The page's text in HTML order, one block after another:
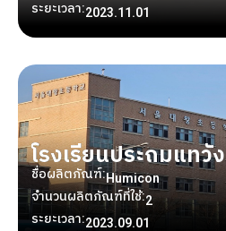
ระยะเวลา:2023.11.01
โรงเรียนประถมแทวัง
ชื่อผลิตภัณฑ์:Humicon
จำนวนผลิตภัณฑ์ที่ใช้:2
ระยะเวลา:2023.09.01